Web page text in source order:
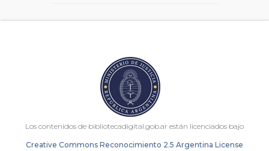
Los contenidos de bibliotecadigital.gob.ar están licenciados bajo
Creative Commons Reconocimiento 2.5 Argentina License